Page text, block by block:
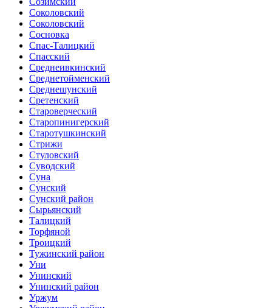
Соколовский
Соколовский
Сосновка
Спас-Талицкий
Спасский
Среднеивкинский
Среднетойменский
Среднешунский
Сретенский
Староверческий
Старопинигерский
Старотушкинский
Стрижи
Стуловский
Суводский
Суна
Сунский
Сунский район
Сырьянский
Талицкий
Торфяной
Троицкий
Тужинский район
Уни
Унинский
Унинский район
Уржум